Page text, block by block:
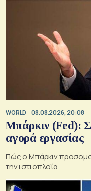
WORLD 08.08.2026, 20:08
Μπάρκιν (Fed):
αγορά εργασίας
Πώς ο Μπάρκιν
την ιστιοπλοΐα